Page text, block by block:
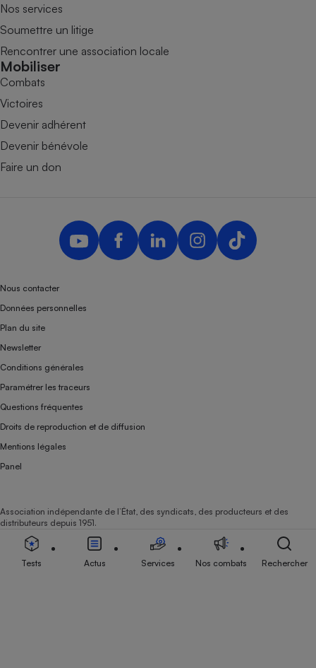
Nos services
Soumettre un litige
Rencontrer une association locale
Mobiliser
Combats
Victoires
Devenir adhérent
Devenir bénévole
Faire un don
Nous contacter
Données personnelles
Plan du site
Newsletter
Conditions générales
Paramétrer les traceurs
Questions fréquentes
Droits de reproduction et de diffusion
Mentions légales
Panel
Association indépendante de l’État, des syndicats, des producteurs et des
distributeurs depuis 1951.
Tests Actus Services Nos combats Rechercher